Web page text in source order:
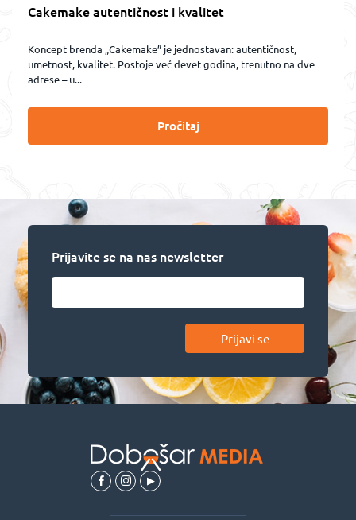
Cakemake autentičnost i kvalitet
Koncept brenda „Cakemake” je jednostavan: autentičnost,
umetnost, kvalitet. Postoje već devet godina, trenutno na dve
adrese – u...
Pročitaj
Prijavite se na nas newsletter
Prijavi se